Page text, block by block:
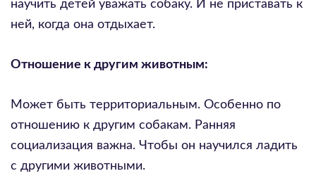
научить детей уважать собаку. И не приставать к
ней, когда она отдыхает.
Отношение к другим животным:
Может быть территориальным. Особенно по
отношению к другим собакам. Ранняя
социализация важна. Чтобы он научился ладить
с другими животными.